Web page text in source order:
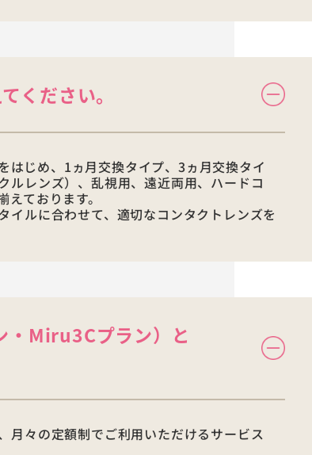
ください。
はじめ、1ヵ月交換タイプ、3ヵ月交換タイ
ルレンズ）、乱視用、遠近両用、ハードコ
ております。
イルに合わせて、適切なコンタクトレンズを
・Miru3Cプラン）と
月々の定額制でご利用いただけるサービス